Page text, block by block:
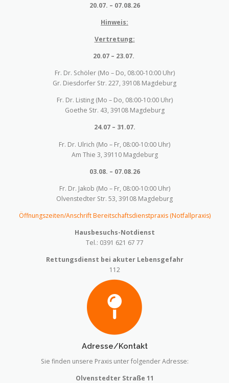
20.07. – 07.08.26
Hinweis:
Vertretung:
20.07 – 23.07.
Fr. Dr. Schöler (Mo – Do, 08:00-10:00 Uhr)
Gr. Diesdorfer Str. 227, 39108 Magdeburg
Fr. Dr. Listing (Mo – Do, 08:00-10:00 Uhr)
Goethe Str. 43, 39108 Magdeburg
24.07 – 31.07.
Fr. Dr. Ulrich (Mo – Fr, 08:00-10:00 Uhr)
Am Thie 3, 39110 Magdeburg
03.08. – 07.08.26
Fr. Dr. Jakob (Mo – Fr, 08:00-10:00 Uhr)
Olvenstedter Str. 53, 39108 Magdeburg
Öffnungszeiten/Anschrift Bereitschaftsdienstpraxis (Notfallpraxis)
Hausbesuchs-Notdienst
Tel.: 0391 621 67 77
Rettungsdienst bei akuter Lebensgefahr
112
Adresse/Kontakt
Sie finden unsere Praxis unter folgender Adresse:
Olvenstedter Straße 11